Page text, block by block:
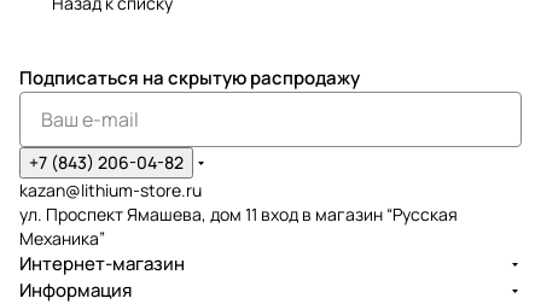
Подписаться на скрытую распродажу
+7 (843) 206-04-82
kazan@lithium-store.ru
ул. Проспект Ямашева, дом 11 вход в магазин “Русская
Механика”
Интернет-магазин
Информация